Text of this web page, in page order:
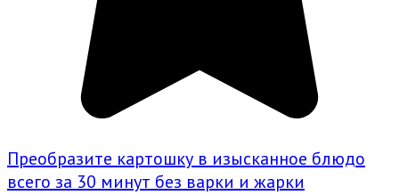
Преобразите картошку в изысканное блюдо
всего за 30 минут без варки и жарки